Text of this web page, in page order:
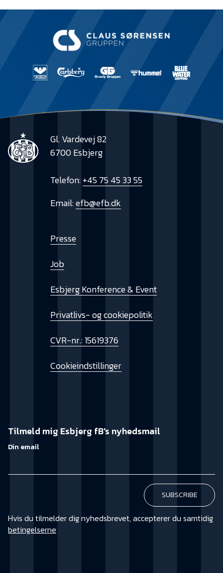
Gl. Vardevej 82
6700 Esbjerg
Telefon:+45 75 45 33 55
Email:efb@efb.dk
Presse
Job
Esbjerg Konference & Event
Privatlivs- og cookiepolitik
CVR-nr.: 15619376
Cookieindstillinger
Tilmeld mig Esbjerg fB's nyhedsmail
Din email
Hvis du tilmelder dig nyhedsbrevet, accepterer du samtidig
betingelserne